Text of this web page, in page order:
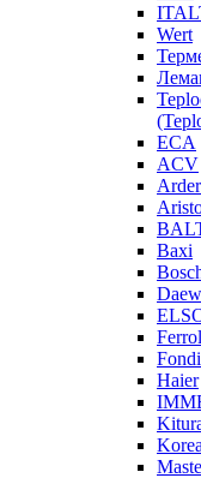
Wert
ECA
ACV
Baxi
Haier